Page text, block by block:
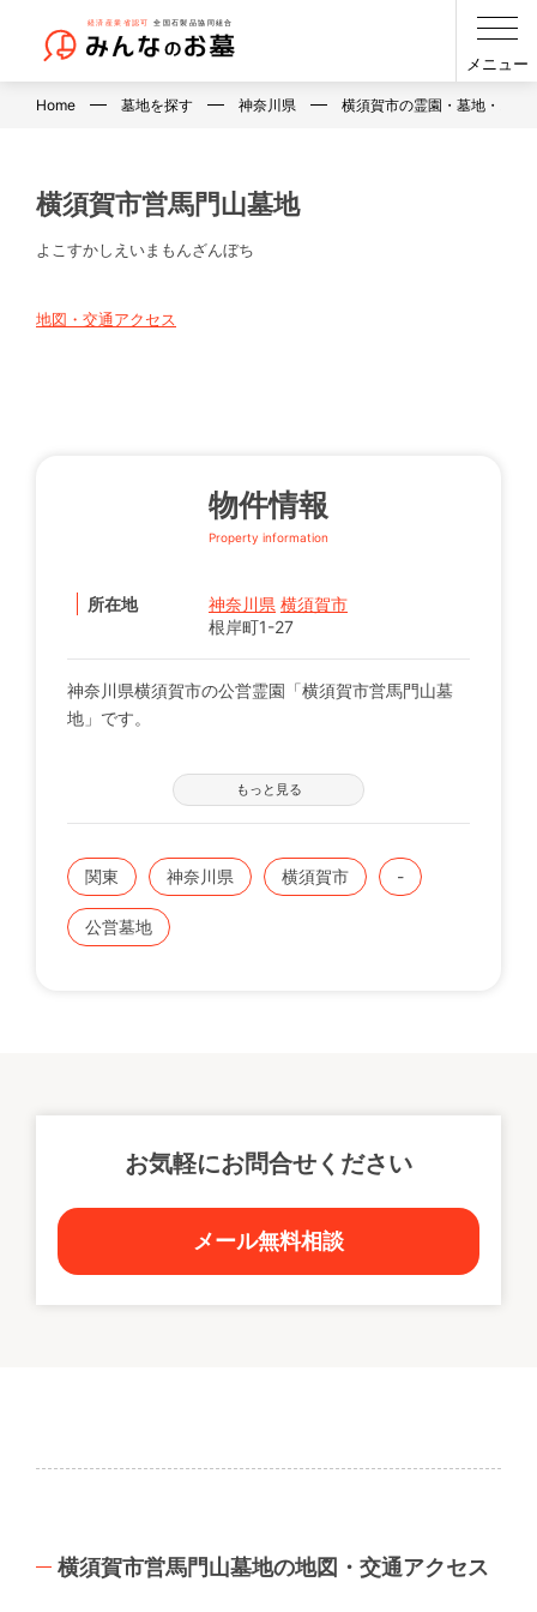
メニュー
Home 墓地を探す 神奈川県 横須賀市の霊園・墓地・お墓
横須賀市営馬門山墓地
よこすかしえいまもんざんぼち
地図・交通アクセス
物件情報
Property information
所在地 神奈川県 横須賀市
根岸町1-27
神奈川県横須賀市の公営霊園「横須賀市営馬門山墓
地」です。
【募集の詳細について】
管轄の自治体窓口へお問い合わせください。
※募集は不定期で、申込に際する諸条件がございま
す。
既にこちらに区画をお持ちの方で、お持ちのお墓を建
てる、直す、引越すなどをご検討の方は、専門のスタ
もっと見る
関東 神奈川県 横須賀市 -
公営墓地
お気軽にお問合せください
メール無料相談
横須賀市営馬門山墓地の地図・交通アクセス